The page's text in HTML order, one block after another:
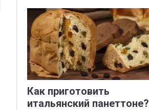
Как приготовить
итальянский панеттоне?